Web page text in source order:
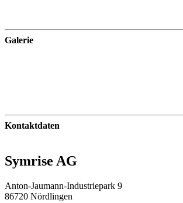
Galerie
Kontaktdaten
Symrise AG
Anton-Jaumann-Industriepark 9
86720 Nördlingen